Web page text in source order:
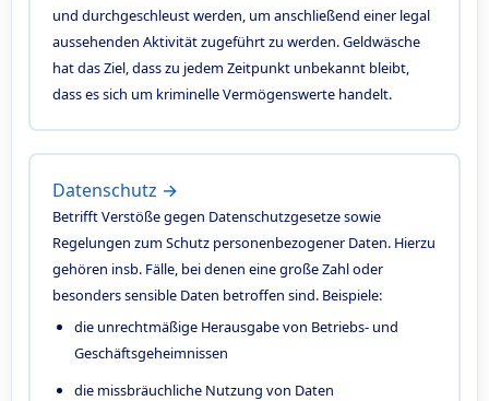
und durchgeschleust werden, um anschließend einer legal
aussehenden Aktivität zugeführt zu werden. Geldwäsche
hat das Ziel, dass zu jedem Zeitpunkt unbekannt bleibt,
dass es sich um kriminelle Vermögenswerte handelt.
Datenschutz →
Betrifft Verstöße gegen Datenschutzgesetze sowie
Regelungen zum Schutz personenbezogener Daten. Hierzu
gehören insb. Fälle, bei denen eine große Zahl oder
besonders sensible Daten betroffen sind. Beispiele:
die unrechtmäßige Herausgabe von Betriebs- und
Geschäftsgeheimnissen
die missbräuchliche Nutzung von Daten